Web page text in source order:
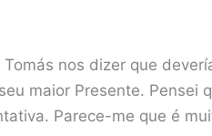
nos dizer que
maior Presente. Pensei
Parece-me que é